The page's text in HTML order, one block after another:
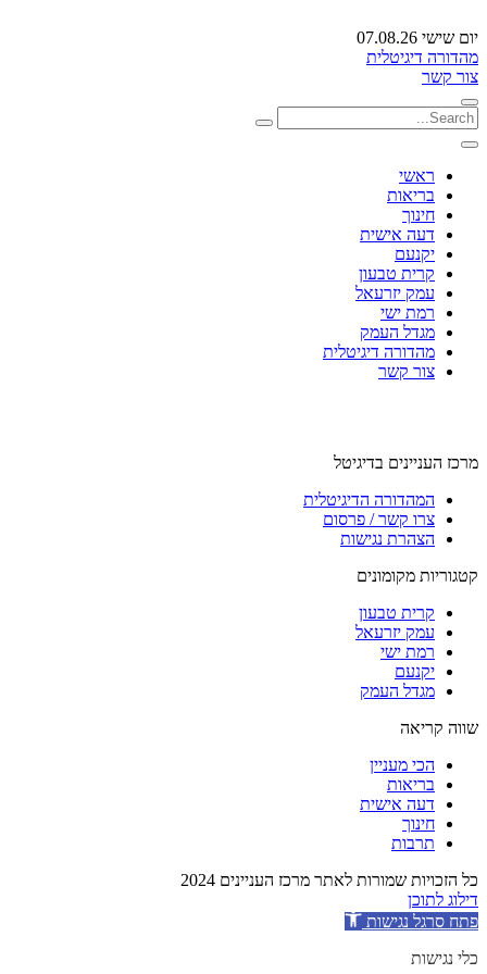
יום שישי 07.08.26
מהדורה דיגיטלית
צור קשר
ראשי
בריאות
חינוך
דעה אישית
יקנעם
קרית טבעון
עמק יזרעאל
רמת ישי
מגדל העמק
מהדורה דיגיטלית
צור קשר
מרכז העניינים בדיגיטל
המהדורה הדיגיטלית
צרו קשר / פרסום
הצהרת נגישות
קטגוריות מקומונים
קרית טבעון
עמק יזרעאל
רמת ישי
יקנעם
מגדל העמק
שווה קריאה
הכי מעניין
בריאות
דעה אישית
חינוך
תרבות
כל הזכויות שמורות לאתר מרכז העניינים 2024
דילוג לתוכן
פתח סרגל נגישות
כלי נגישות